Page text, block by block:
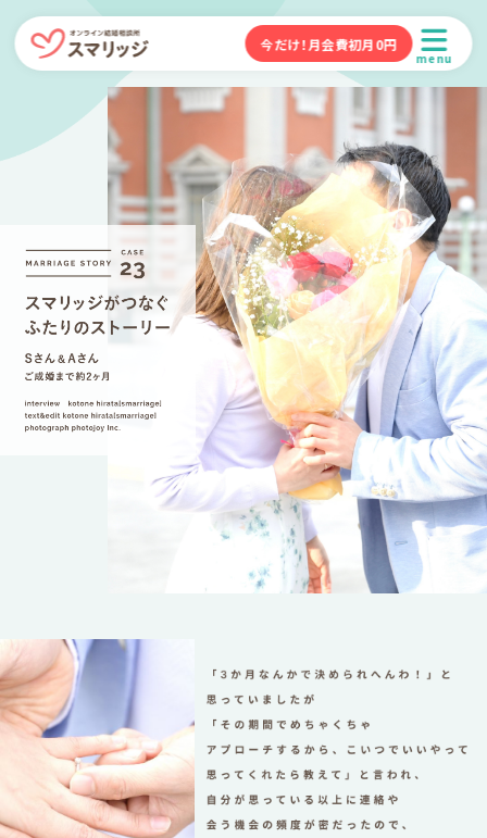
今だけ！月会費初月0円
menu